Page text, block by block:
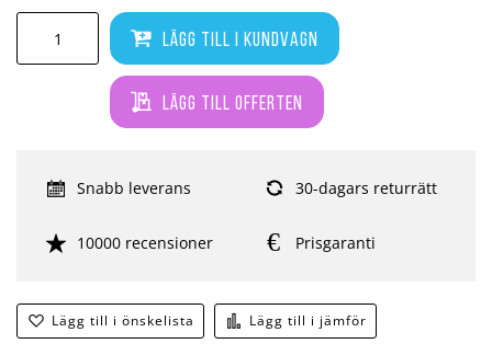
Lägg till i kundvagn
Lägg till offerten
Lägg till i önskelista Lägg till i jämför
Snabb leverans 30-dagars returrätt
10000 recensioner Prisgaranti